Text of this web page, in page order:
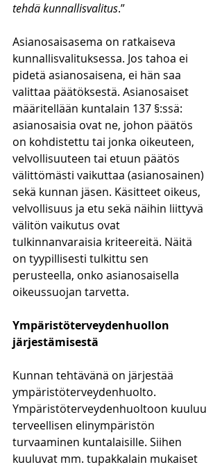
tehdä kunnallisvalitus.”
Asianosaisasema on ratkaiseva
kunnallisvalituksessa. Jos tahoa ei
pidetä asianosaisena, ei hän saa
valittaa päätöksestä. Asianosaiset
määritellään kuntalain 137 §:ssä:
asianosaisia ovat ne, johon päätös
on kohdistettu tai jonka oikeuteen,
velvollisuuteen tai etuun päätös
välittömästi vaikuttaa (asianosainen)
sekä kunnan jäsen. Käsitteet oikeus,
velvollisuus ja etu sekä näihin liittyvä
välitön vaikutus ovat
tulkinnanvaraisia kriteereitä. Näitä
on tyypillisesti tulkittu sen
perusteella, onko asianosaisella
oikeussuojan tarvetta.
Ympäristöterveydenhuollon
järjestämisestä
Kunnan tehtävänä on järjestää
ympäristöterveydenhuolto.
Ympäristöterveydenhuoltoon kuuluu
terveellisen elinympäristön
turvaaminen kuntalaisille. Siihen
kuuluvat mm. tupakkalain mukaiset